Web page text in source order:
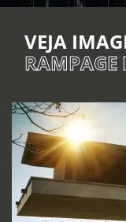
VEJA
RAMPAGE